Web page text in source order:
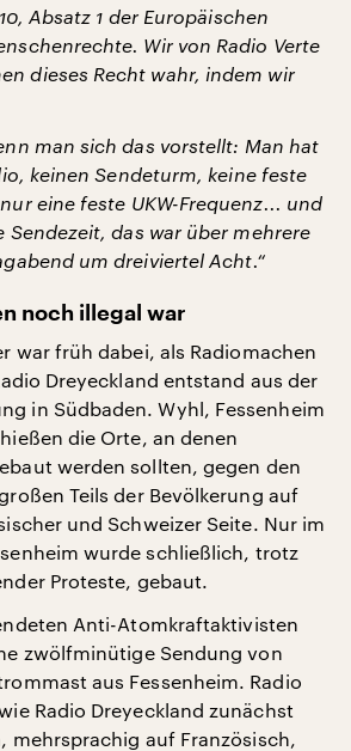
Absatz 1 der Europäischen
Wir von Radio Verte
dieses Recht wahr, indem wir
man sich das vorstellt: Man hat
keinen Sendeturm, keine feste
eine feste UKW-Frequenz... und
Sendezeit, das war über mehrere
um dreiviertel Acht.“
noch illegal war
war früh dabei, als Radiomachen
Dreyeckland entstand aus der
in Südbaden. Wyhl, Fessenheim
die Orte, an denen
werden sollten, gegen den
Teils der Bevölkerung auf
und Schweizer Seite. Nur im
wurde schließlich, trotz
Proteste, gebaut.
Anti-Atomkraftaktivisten
zwölfminütige Sendung von
aus Fessenheim. Radio
Radio Dreyeckland zunächst
mehrsprachig auf Französisch,